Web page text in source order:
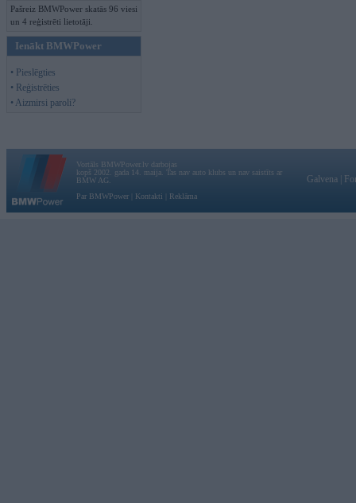
Pašreiz BMWPower skatās 96 viesi
un 4 reģistrēti lietotāji.
Ienākt BMWPower
• Pieslēgties
• Reģistrēties
• Aizmirsi paroli?
Vortāls BMWPower.lv darbojas
kopš 2002. gada 14. maija. Tas nav auto klubs un nav saistīts ar
BMW AG.
Par BMWPower
Kontakti Reklāma
Galvena